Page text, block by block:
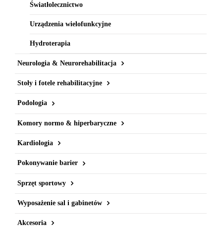
Światłolecznictwo
Urządzenia wielofunkcyjne
Hydroterapia
Neurologia & Neurorehabilitacja
Stoły i fotele rehabilitacyjne
Podologia
Komory normo & hiperbaryczne
Kardiologia
Pokonywanie barier
Sprzęt sportowy
Wyposażenie sal i gabinetów
Akcesoria